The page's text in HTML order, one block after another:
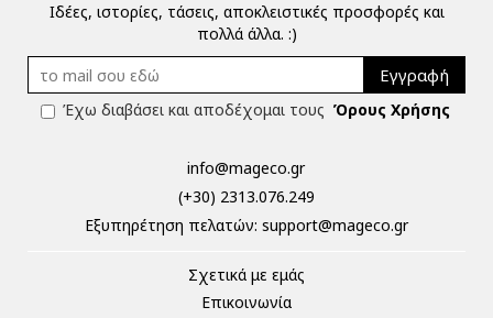
Ιδέες, ιστορίες, τάσεις, αποκλειστικές προσφορές και
πολλά άλλα. :)
Εγγραφή
Έχω διαβάσει και αποδέχομαι τους Όρους Χρήσης
info@mageco.gr
(+30) 2313.076.249
Eξυπηρέτηση πελατών: support@mageco.gr
Σχετικά με εμάς
Επικοινωνία